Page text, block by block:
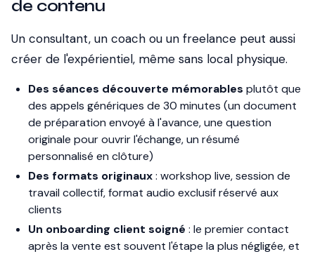
de contenu
Un consultant, un coach ou un freelance peut aussi
créer de l'expérientiel, même sans local physique.
Des séances découverte mémorables plutôt que
des appels génériques de 30 minutes (un document
de préparation envoyé à l'avance, une question
originale pour ouvrir l'échange, un résumé
personnalisé en clôture)
Des formats originaux: workshop live, session de
travail collectif, format audio exclusif réservé aux
clients
Un onboarding client soigné : le premier contact
après la vente est souvent l'étape la plus négligée, et